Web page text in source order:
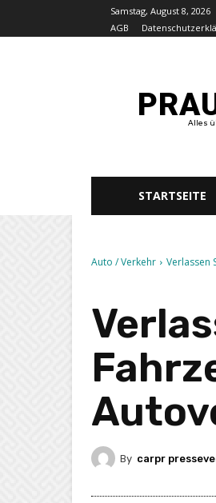
Samstag, August 8, 2026
AGB
Alles
STARTSEITE
Auto / Verkehr Verlassen
By carpr